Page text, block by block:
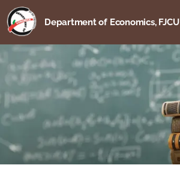
Department of Economics, FJCU